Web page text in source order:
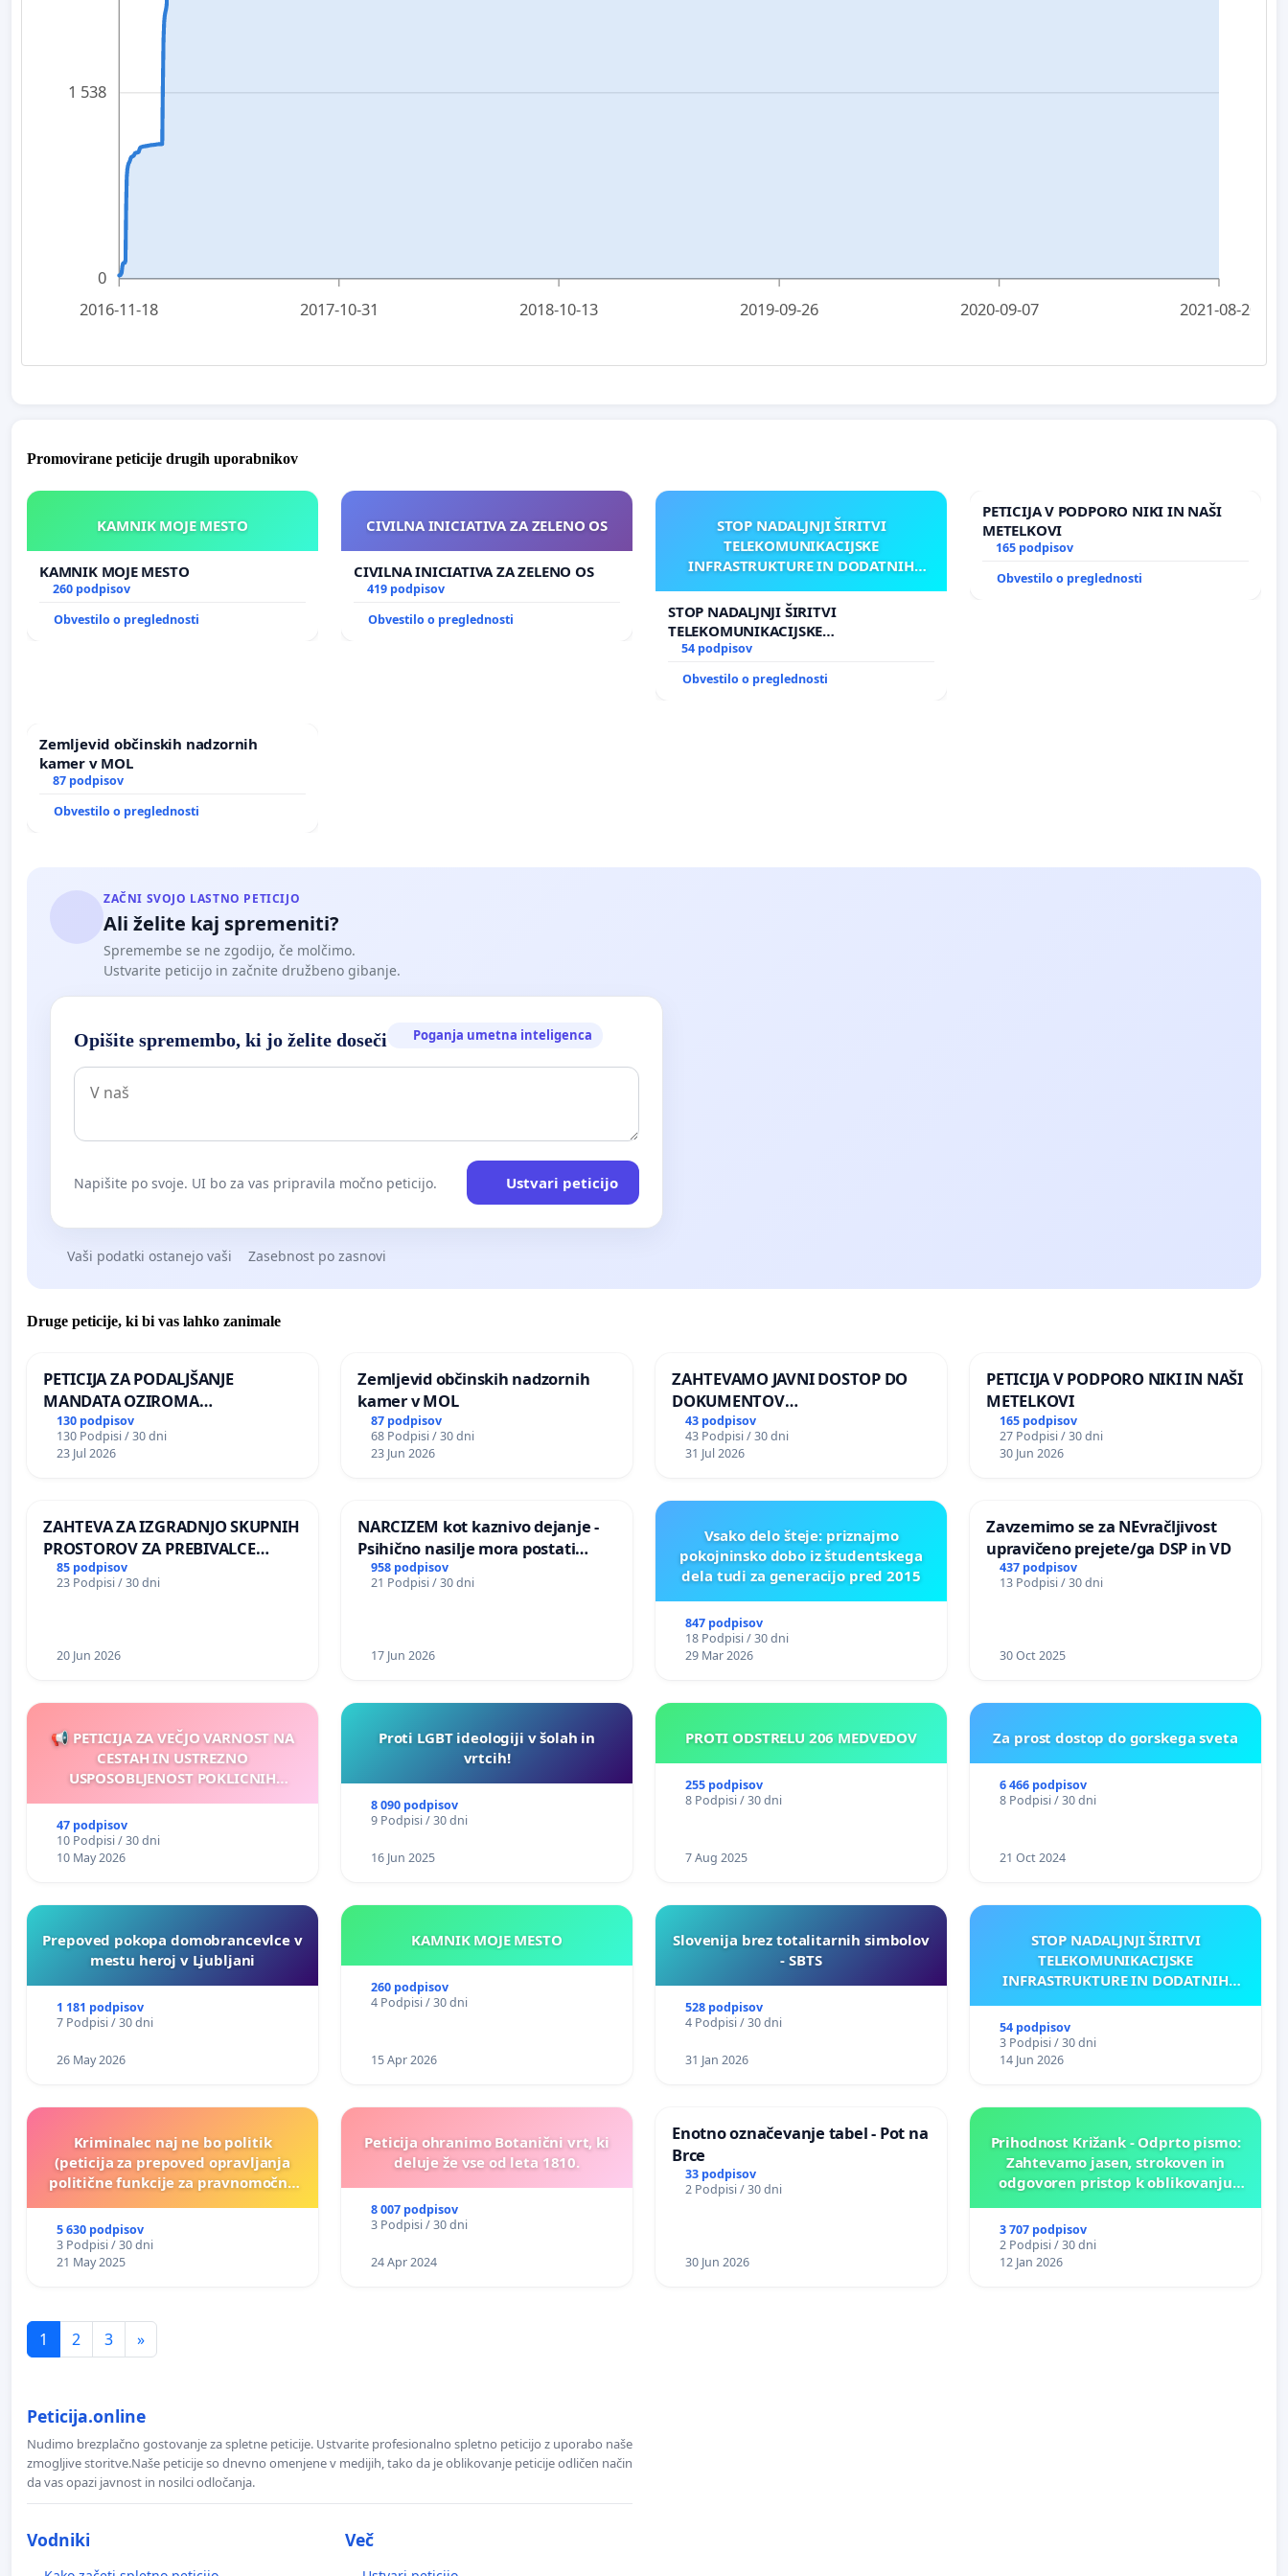
0
1 538
2016-11-18 2017-10-31 2018-10-13 2019-09-26 2020-09-07 2021-08-20
Promovirane peticije drugih uporabnikov
KAMNIK MOJE MESTO
KAMNIK MOJE MESTO
260 podpisov
Obvestilo o preglednosti
CIVILNA INICIATIVA ZA ZELENO OS
CIVILNA INICIATIVA ZA ZELENO OS
419 podpisov
Obvestilo o preglednosti
STOP NADALJNJI ŠIRITVI
TELEKOMUNIKACIJSKE
INFRASTRUKTURE IN DODATNIH
STOP NADALJNJI ŠIRITVI
TELEKOMUNIKACIJSKE
INFRASTRUKTURE IN DODATNIH
ANTEN V GRADIŠČAKU
54 podpisov
Obvestilo o preglednosti
PETICIJA V PODPORO NIKI IN NAŠI
METELKOVI
165 podpisov
Obvestilo o preglednosti
Zemljevid občinskih nadzornih
kamer v MOL
87 podpisov
Obvestilo o preglednosti
ZAČNI SVOJO LASTNO PETICIJO
Ali želite kaj spremeniti?
Spremembe se ne zgodijo, če molčimo.
Ustvarite peticijo in začnite družbeno gibanje.
Opišite spremembo, ki jo želite doseči Poganja umetna inteligenca
Napišite po svoje. UI bo za vas pripravila močno peticijo. Ustvari peticijo
Vaši podatki ostanejo vaši Zasebnost po zasnovi
Druge peticije, ki bi vas lahko zanimale
PETICIJA ZA PODALJŠANJE
MANDATA OZIROMA
ČIMPREJŠNJO PONOVNO
NAPOTITEV GOSPODA BERNARDA
ŠRAJNERJA NA VELEPOSLANIŠTVO
130 podpisov
130 Podpisi / 30 dni
23 Jul 2026
Zemljevid občinskih nadzornih
kamer v MOL
87 podpisov
68 Podpisi / 30 dni
23 Jun 2026
ZAHTEVAMO JAVNI DOSTOP DO
DOKUMENTOV
PARLAMENTARNIH
PREISKOVALNIH KOMISIJ O
ILEGALNI TRGOVINI Z OROŽJEM
43 podpisov
43 Podpisi / 30 dni
31 Jul 2026
PETICIJA V PODPORO NIKI IN NAŠI
METELKOVI
165 podpisov
27 Podpisi / 30 dni
30 Jun 2026
ZAHTEVA ZA IZGRADNJO SKUPNIH
PROSTOROV ZA PREBIVALCE
KRAJEVNE SKUPNOSTI
PRESTRANEK
85 podpisov
23 Podpisi / 30 dni
20 Jun 2026
NARCIZEM kot kaznivo dejanje -
Psihično nasilje mora postati
enako prepoznano kot fizično
nasilje
958 podpisov
21 Podpisi / 30 dni
17 Jun 2026
Vsako delo šteje: priznajmo
pokojninsko dobo iz študentskega
dela tudi za generacijo pred 2015
847 podpisov
18 Podpisi / 30 dni
29 Mar 2026
Zavzemimo se za NEvračljivost
upravičeno prejete/ga DSP in VD
437 podpisov
13 Podpisi / 30 dni
30 Oct 2025
📢 PETICIJA ZA VEČJO VARNOST NA
CESTAH IN USTREZNO
USPOSOBLJENOST POKLICNIH
47 podpisov
10 Podpisi / 30 dni
10 May 2026
Proti LGBT ideologiji v šolah in
vrtcih!
8 090 podpisov
9 Podpisi / 30 dni
16 Jun 2025
PROTI ODSTRELU 206 MEDVEDOV
255 podpisov
8 Podpisi / 30 dni
7 Aug 2025
Za prost dostop do gorskega sveta
6 466 podpisov
8 Podpisi / 30 dni
21 Oct 2024
Prepoved pokopa domobrancevlce v
mestu heroj v Ljubljani
1 181 podpisov
7 Podpisi / 30 dni
26 May 2026
KAMNIK MOJE MESTO
260 podpisov
4 Podpisi / 30 dni
15 Apr 2026
Slovenija brez totalitarnih simbolov
- SBTS
528 podpisov
4 Podpisi / 30 dni
31 Jan 2026
STOP NADALJNJI ŠIRITVI
TELEKOMUNIKACIJSKE
INFRASTRUKTURE IN DODATNIH
54 podpisov
3 Podpisi / 30 dni
14 Jun 2026
Kriminalec naj ne bo politik
(peticija za prepoved opravljanja
politične funkcije za pravnomočno
5 630 podpisov
3 Podpisi / 30 dni
21 May 2025
Peticija ohranimo Botanični vrt, ki
deluje že vse od leta 1810.
8 007 podpisov
3 Podpisi / 30 dni
24 Apr 2024
Enotno označevanje tabel - Pot na
Brce
33 podpisov
2 Podpisi / 30 dni
30 Jun 2026
Prihodnost Križank - Odprto pismo:
Zahtevamo jasen, strokoven in
odgovoren pristop k oblikovanju
3 707 podpisov
2 Podpisi / 30 dni
12 Jan 2026
1 2 3 »
Peticija.online
Nudimo brezplačno gostovanje za spletne peticije. Ustvarite profesionalno spletno peticijo z uporabo naše
zmogljive storitve.Naše peticije so dnevno omenjene v medijih, tako da je oblikovanje peticije odličen način
da vas opazi javnost in nosilci odločanja.
Vodniki Več